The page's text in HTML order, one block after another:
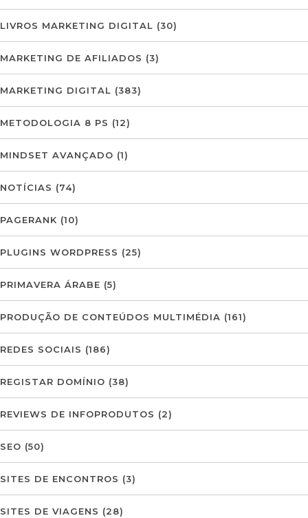
LIVROS MARKETING DIGITAL (30)
MARKETING DE AFILIADOS (3)
MARKETING DIGITAL (383)
METODOLOGIA 8 PS (12)
MINDSET AVANÇADO (1)
NOTÍCIAS (74)
PAGERANK (10)
PLUGINS WORDPRESS (25)
PRIMAVERA ÁRABE (5)
PRODUÇÃO DE CONTEÚDOS MULTIMÉDIA (161)
REDES SOCIAIS (186)
REGISTAR DOMÍNIO (38)
REVIEWS DE INFOPRODUTOS (2)
SEO (50)
SITES DE ENCONTROS (3)
SITES DE VIAGENS (28)